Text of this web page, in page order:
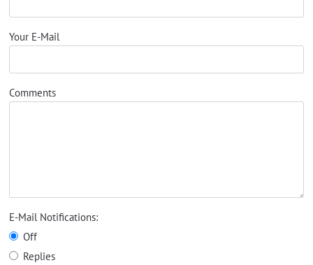
Your E-Mail
Comments
E-Mail Notifications:
Off
Replies